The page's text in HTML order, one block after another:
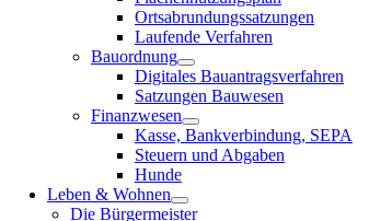
Ortsabrundungssatzungen
Laufende Verfahren
Bauordnung
Digitales Bauantragsverfahren
Satzungen Bauwesen
Finanzwesen
Kasse, Bankverbindung, SEPA
Steuern und Abgaben
Hunde
Leben & Wohnen
Die Bürgermeister